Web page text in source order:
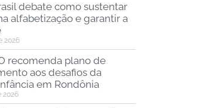
debate como sustentar
alfabetização e garantir a
2026
recomenda plano de
aos desafios da
em Rondônia
2026